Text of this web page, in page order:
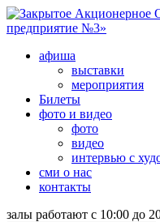
афиша
выставки
мероприятия
Билеты
фото и видео
фото
видео
интервью с
сми о нас
контакты
залы работают с 10:00 до